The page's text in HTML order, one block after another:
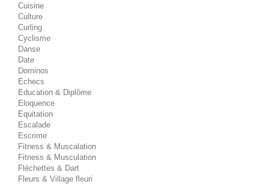
Cuisine
Culture
Curling
Cyclisme
Danse
Date
Dominos
Echecs
Education & Diplôme
Eloquence
Equitation
Escalade
Escrime
Fitness & Muscalation
Fitness & Musculation
Fléchettes & Dart
Fleurs & Village fleuri